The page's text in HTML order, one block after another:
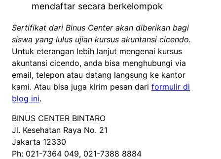
mendaftar secara berkelompok
Sertifikat dari Binus Center akan diberikan bagi
siswa yang lulus ujian kursus akuntansi cicendo.
Untuk eterangan lebih lanjut mengenai kursus
akuntansi cicendo, anda bisa menghubungi via
email, telepon atau datang langsung ke kantor
kami. Atau bisa juga kirim pesan dari formulir di
blog ini.
BINUS CENTER BINTARO
Jl. Kesehatan Raya No. 21
Jakarta 12330
Ph: 021-7364 049, 021-7388 8884